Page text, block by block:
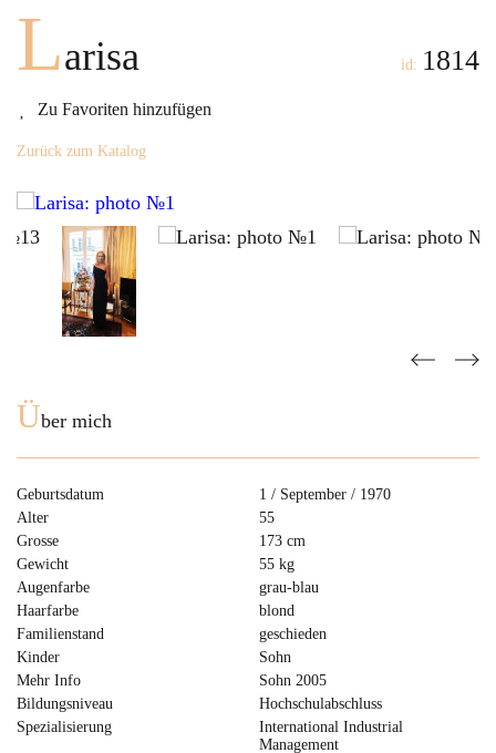
Larisa
Zu Favoriten hinzufügen
id: 1814
Zurück zum Katalog
Über mich
Geburtsdatum
1 / September / 1970
Alter
55
Grosse
173 cm
Gewicht
55 kg
Augenfarbe
grau-blau
Haarfarbe
blond
Familienstand
geschieden
Kinder
Sohn
Mehr Info
Sohn 2005
Bildungsniveau
Hochschulabschluss
Spezialisierung
International Industrial
Management